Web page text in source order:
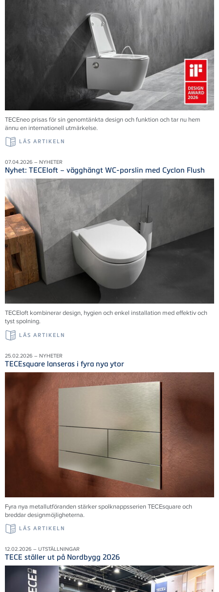
TECEneo prisas för sin genomtänkta design och funktion och tar nu hem
ännu en internationell utmärkelse.
LÄS ARTIKELN
07.04.2026 – NYHETER
Nyhet: TECEloft – vägghängt WC-porslin med Cyclon Flush
TECEloft kombinerar design, hygien och enkel installation med effektiv och
tyst spolning.
LÄS ARTIKELN
25.02.2026 – NYHETER
TECEsquare lanseras i fyra nya ytor
Fyra nya metallutföranden stärker spolknappsserien TECEsquare och
breddar designmöjligheterna.
LÄS ARTIKELN
12.02.2026 – UTSTÄLLNINGAR
TECE ställer ut på Nordbygg 2026